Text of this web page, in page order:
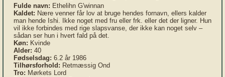
Fulde navn: Ethelihn G'winnan
Kaldet: Nære venner får lov at bruge hendes fornavn, ellers kalder
man hende Ishi. Ikke noget med fru eller frk. eller det der ligner. Hun
vil ikke forbindes med rige slapsvanse, der ikke kan noget selv –
sådan ser hun i hvert fald på det.
Køn: Kvinde
Alder: 40
Fødselsdag: 6.2 år 1986
Tilhørsforhold: Retmæssig Ond
Tro: Mørkets Lord